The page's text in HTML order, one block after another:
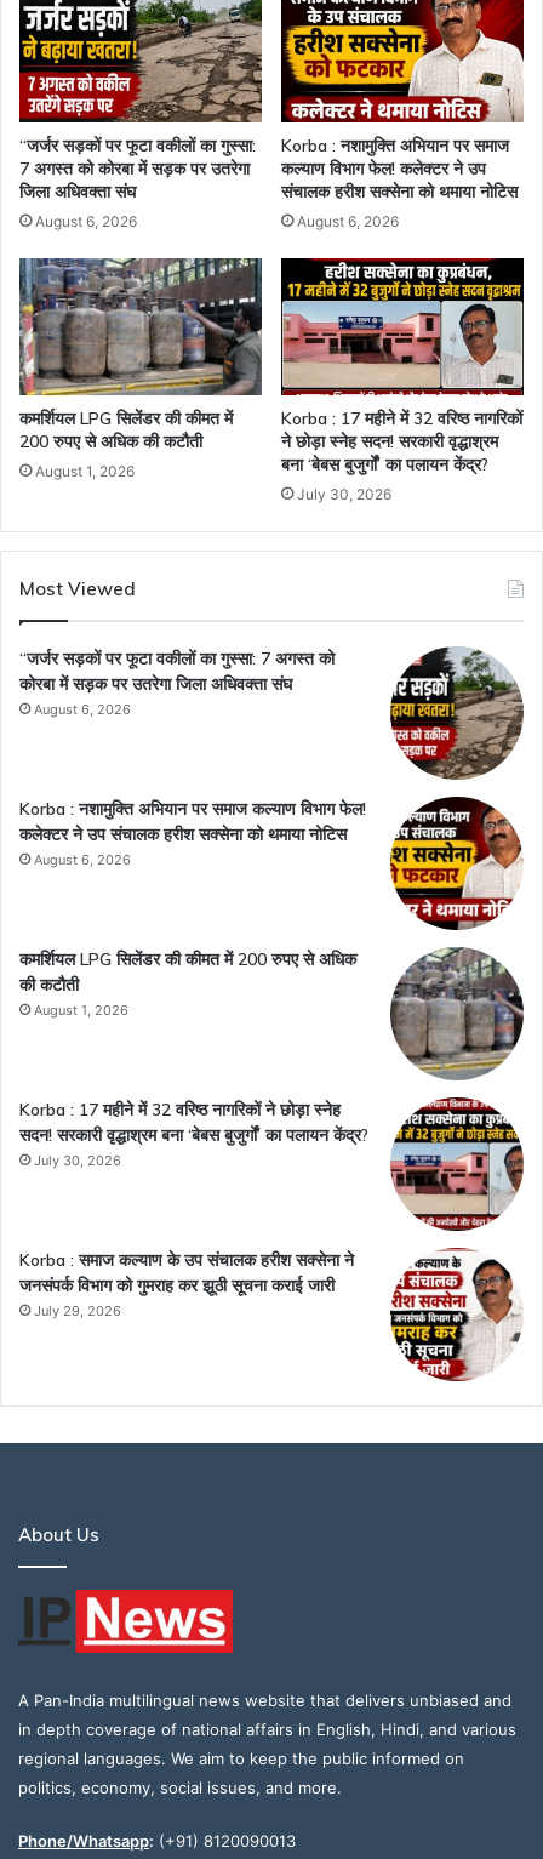
“जर्जर सड़कों पर फूटा वकीलों का गुस्सा:
7 अगस्त को कोरबा में सड़क पर उतरेगा
जिला अधिवक्ता संघ
August 6, 2026
Korba : नशामुक्ति अभियान पर समाज
कल्याण विभाग फेल! कलेक्टर ने उप
संचालक हरीश सक्सेना को थमाया नोटिस
August 6, 2026
कमर्शियल LPG सिलेंडर की कीमत में
200 रुपए से अधिक की कटौती
August 1, 2026
Korba : 17 महीने में 32 वरिष्ठ नागरिकों
ने छोड़ा स्नेह सदन! सरकारी वृद्धाश्रम
बना ‘बेबस बुजुर्गों’ का पलायन केंद्र?
July 30, 2026
Most Viewed
“जर्जर सड़कों पर फूटा वकीलों का गुस्सा: 7 अगस्त को
कोरबा में सड़क पर उतरेगा जिला अधिवक्ता संघ
August 6, 2026
Korba : नशामुक्ति अभियान पर समाज कल्याण विभाग फेल!
कलेक्टर ने उप संचालक हरीश सक्सेना को थमाया नोटिस
August 6, 2026
कमर्शियल LPG सिलेंडर की कीमत में 200 रुपए से अधिक
की कटौती
August 1, 2026
Korba : 17 महीने में 32 वरिष्ठ नागरिकों ने छोड़ा स्नेह
सदन! सरकारी वृद्धाश्रम बना ‘बेबस बुजुर्गों’ का पलायन केंद्र?
July 30, 2026
Korba : समाज कल्याण के उप संचालक हरीश सक्सेना ने
जनसंपर्क विभाग को गुमराह कर झूठी सूचना कराई जारी
July 29, 2026
About Us
A Pan-India multilingual news website that delivers unbiased and
in depth coverage of national affairs in English, Hindi, and various
regional languages. We aim to keep the public informed on
politics, economy, social issues, and more.
Phone/Whatsapp: (+91) 8120090013